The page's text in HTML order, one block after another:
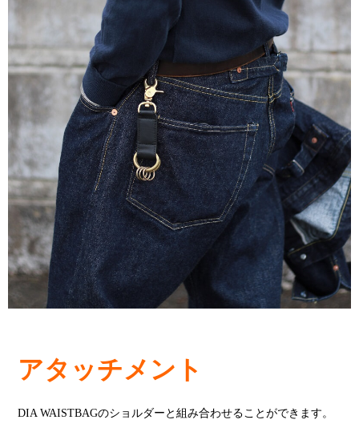
アタッチメント
DIA WAISTBAGのショルダーと組み合わせることができます。